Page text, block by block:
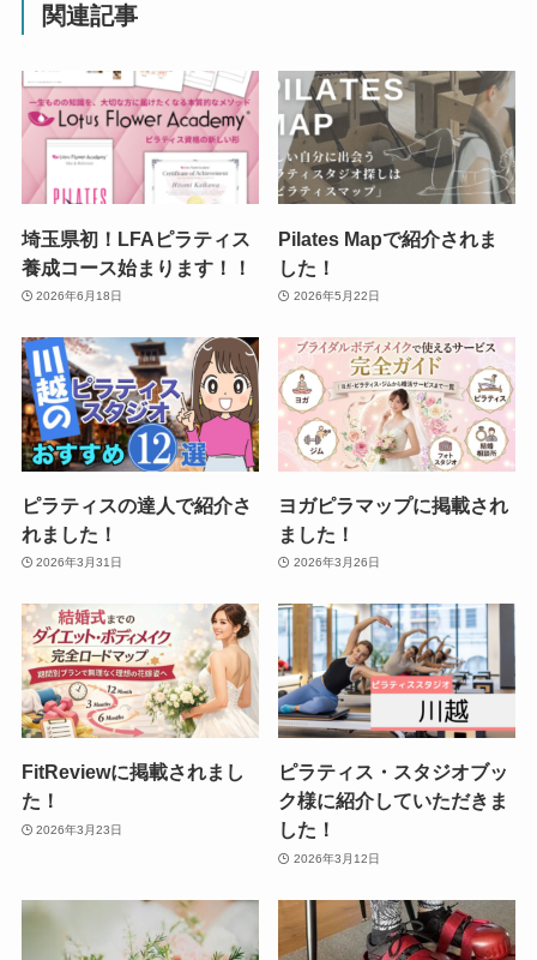
関連記事
埼玉県初！LFAピラティス
養成コース始まります！！
2026年6月18日
Pilates Mapで紹介されま
した！
2026年5月22日
ピラティスの達人で紹介さ
れました！
2026年3月31日
ヨガピラマップに掲載され
ました！
2026年3月26日
FitReviewに掲載されまし
た！
2026年3月23日
ピラティス・スタジオブッ
ク様に紹介していただきま
した！
2026年3月12日